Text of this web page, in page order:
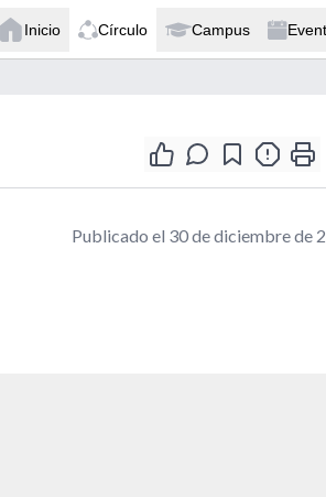
Inicio Círculo Campus
Publicado el 30 de diciembre de